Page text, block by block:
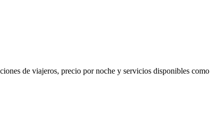
de viajeros, precio por noche y servicios disponibles como